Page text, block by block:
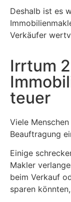
Deshalb ist es
Verkäufer
Irrtum
teuer
Viele
Beauftragung
Einige
Makler
beim Verkauf
sparen